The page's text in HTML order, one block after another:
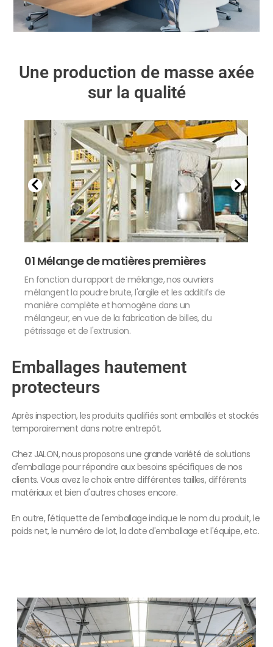
Une production de masse axée
sur la qualité
01 Mélange de matières premières
En fonction du rapport de mélange, nos ouvriers
mélangent la poudre brute, l'argile et les additifs de
manière complète et homogène dans un
mélangeur, en vue de la fabrication de billes, du
pétrissage et de l'extrusion.
Emballages hautement
protecteurs
Après inspection, les produits qualifiés sont emballés et stockés
temporairement dans notre entrepôt.
Chez JALON, nous proposons une grande variété de solutions
d'emballage pour répondre aux besoins spécifiques de nos
clients. Vous avez le choix entre différentes tailles, différents
matériaux et bien d'autres choses encore.
En outre, l'étiquette de l'emballage indique le nom du produit, le
poids net, le numéro de lot, la date d'emballage et l'équipe, etc.